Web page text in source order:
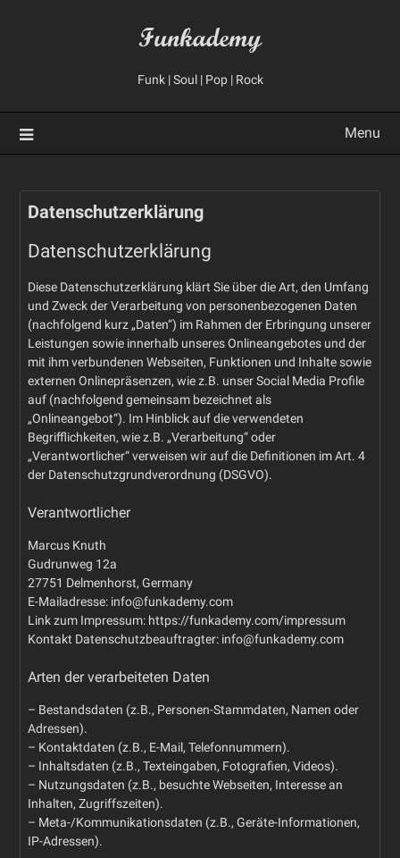
Funkademy
Funk | Soul | Pop | Rock
Menu
Datenschutzerklärung
Datenschutzerklärung
Diese Datenschutzerklärung klärt Sie über die Art, den Umfang
und Zweck der Verarbeitung von personenbezogenen Daten
(nachfolgend kurz „Daten“) im Rahmen der Erbringung unserer
Leistungen sowie innerhalb unseres Onlineangebotes und der
mit ihm verbundenen Webseiten, Funktionen und Inhalte sowie
externen Onlinepräsenzen, wie z.B. unser Social Media Profile
auf (nachfolgend gemeinsam bezeichnet als
„Onlineangebot“). Im Hinblick auf die verwendeten
Begrifflichkeiten, wie z.B. „Verarbeitung“ oder
„Verantwortlicher“ verweisen wir auf die Definitionen im Art. 4
der Datenschutzgrundverordnung (DSGVO).
Verantwortlicher
Marcus Knuth
Gudrunweg 12a
27751 Delmenhorst, Germany
E-Mailadresse: info@funkademy.com
Link zum Impressum: https://funkademy.com/impressum
Kontakt Datenschutzbeauftragter: info@funkademy.com
Arten der verarbeiteten Daten
– Bestandsdaten (z.B., Personen-Stammdaten, Namen oder
Adressen).
– Kontaktdaten (z.B., E-Mail, Telefonnummern).
– Inhaltsdaten (z.B., Texteingaben, Fotografien, Videos).
– Nutzungsdaten (z.B., besuchte Webseiten, Interesse an
Inhalten, Zugriffszeiten).
– Meta-/Kommunikationsdaten (z.B., Geräte-Informationen,
IP-Adressen).